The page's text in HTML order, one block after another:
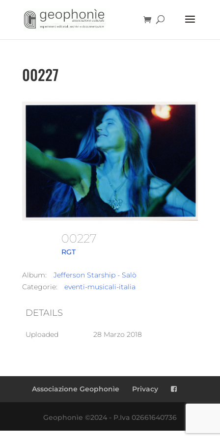
00227
00227
RGT
Album:
Jefferson Starship - Salò
Categorie:
eventi-musicali-italia
DETAILS
Uploaded 28 Marzo 2018
Associazione Geophonìe Privacy
Geophonìe ©2024 - P.Iva 02661640736